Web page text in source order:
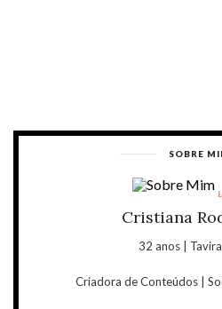
SOBRE
Cristiana
32 anos |
Criadora de Conteúdos |